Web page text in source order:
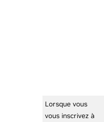
Lorsque vous
vous inscrivez à